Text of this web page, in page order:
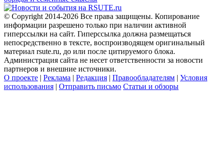
© Copyright 2014-2026 Все права защищены. Копирование
информации разрешено только при наличии активной
гиперссылки на сайт. Гиперссылка должна размещаться
непосредственно в тексте, воспроизводящем оригинальный
материал rsute.ru, до или после цитируемого блока.
Администрация сайта не несет ответственности за новости
партнеров и внешние источники.
О проекте | Реклама | Редакция | Правообладателям | Условия
использования | Отправить письмо Статьи и обзоры